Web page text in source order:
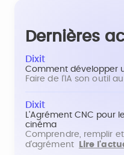
Dernières
Dixit
Comment développer
Faire de l'IA son outil
Dixit
L'Agrément CNC pour
cinéma
Comprendre, remplir
d'agrément
Lire